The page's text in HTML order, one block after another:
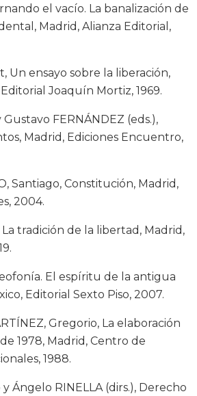
el vacío. La banalización de
Madrid, Alianza Editorial,
Un ensayo sobre la liberación,
Joaquín Mortiz, 1969.
FERNÁNDEZ (eds.),
Madrid, Ediciones Encuentro,
Santiago, Constitución, Madrid,
2004.
La tradición de la libertad, Madrid,
El espíritu de la antigua
Editorial Sexto Piso, 2007.
Gregorio, La elaboración
1978, Madrid, Centro de
1988.
y Ángelo RINELLA (dirs.), Derecho